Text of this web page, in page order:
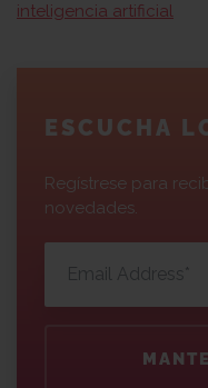
inteligencia artificial
ESCUCHA
Regístrese para
novedades.